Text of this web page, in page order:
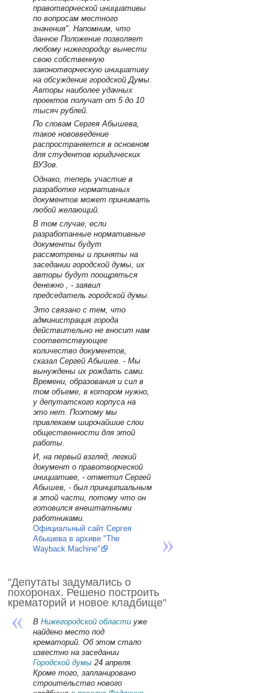
правотворческой инициативы
по вопросам местного
значения". Напомним, что
данное Положение позволяет
любому нижегородцу вынести
свою собственную
законотворческую инициативу
на обсуждение городской Думы.
Авторы наиболее удачных
проектов получат от 5 до 10
тысяч рублей.
По словам Сергея Абышева,
такое нововведение
распространяется в основном
для студентов юридических
ВУЗов.
Однако, теперь участие в
разработке нормативных
документов может принимать
любой желающий.
В том случае, если
разработанные нормативные
документы будут
рассмотрены и приняты на
заседании городской думы, их
авторы будут поощряться
денежно , - заявил
председатель городской думы.
Это связано с тем, что
администрация города
действительно не вносит нам
соответствующее
количество документов,
сказал Сергей Абышев. - Мы
вынуждены их рождать сами.
Времени, образования и сил в
том объеме, в котором нужно,
у депутатского корпуса на
это нет. Поэтому мы
привлекаем широчайшие слои
общественности для этой
работы.
И, на первый взгляд, легкий
документ о правотворческой
инициативе, - отметил Сергей
Абышев, - был принципиальным
в этой части, потому что он
готовился внештатными
работниками.
Официальный сайт Сергея
Абышева в архиве "The
Wayback Machine"
"Депутаты задумались о
похоронах. Решено построить
крематорий и новое кладбище"
ВНижегородской области уже
найдено место под
крематорий. Об этом стало
известно на заседании
Городской думы 24 апреля.
Кроме того, запланировано
строительство нового